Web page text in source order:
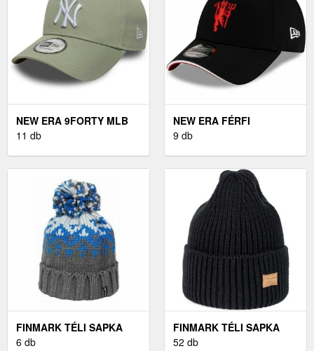
NEW ERA 9FORTY MLB
NEW YORK YANKEES UNI
11 db
NEW ERA FÉRFI
BASEBALL SAPKA FÉRFI
9 db
FINMARK TÉLI SAPKA
SZÜRKE UNI - FÉRFI TÉLI
6 db
FINMARK TÉLI SAPKA
FEKETE UNI - TÉLI
52 db